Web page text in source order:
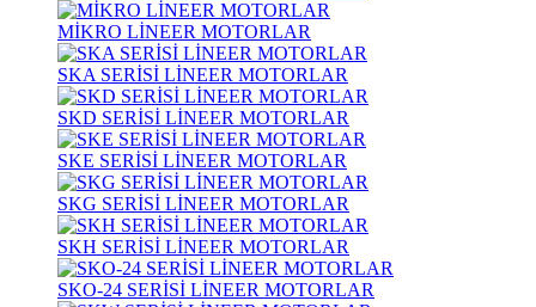
MİKRO LİNEER MOTORLAR
SKA SERİSİ LİNEER MOTORLAR
SKD SERİSİ LİNEER MOTORLAR
SKE SERİSİ LİNEER MOTORLAR
SKG SERİSİ LİNEER MOTORLAR
SKH SERİSİ LİNEER MOTORLAR
SKO-24 SERİSİ LİNEER MOTORLAR